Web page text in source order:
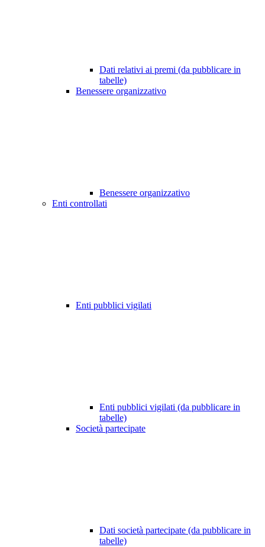
Dati relativi ai premi (da pubblicare in
tabelle)
Benessere organizzativo
Benessere organizzativo
Enti controllati
Enti pubblici vigilati
Enti pubblici vigilati (da pubblicare in
tabelle)
Società partecipate
Dati società partecipate (da pubblicare in
tabelle)